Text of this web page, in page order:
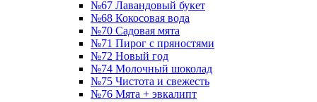
№67 Лавандовый букет
№68 Кокосовая вода
№70 Садовая мята
№71 Пирог с пряностями
№72 Новый год
№74 Молочный шоколад
№75 Чистота и свежесть
№76 Мята + эвкалипт